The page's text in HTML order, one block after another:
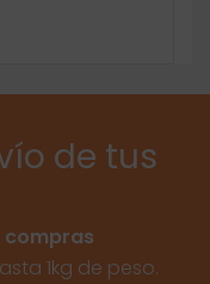
de tus
compras
1kg de peso.